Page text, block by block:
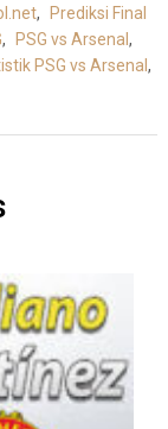
,
Prediksi Final
, PSG vs Arsenal ,
PSG vs Arsenal ,